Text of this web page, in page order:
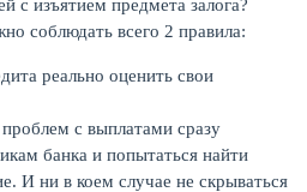
с изъятием предмета залога?
соблюдать всего 2 правила:
реально оценить свои
с выплатами сразу
банка и попытаться найти
И ни в коем случае не скрываться